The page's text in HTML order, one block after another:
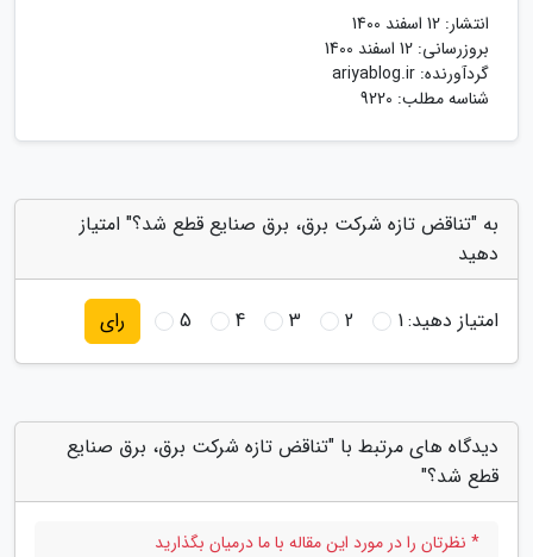
انتشار: 12 اسفند 1400
بروزرسانی: 12 اسفند 1400
گردآورنده: ariyablog.ir
شناسه مطلب: 9220
به "تناقض تازه شرکت برق، برق صنایع قطع شد؟" امتیاز
دهید
امتیاز دهید:1
2
3
4
5 رای
دیدگاه های مرتبط با "تناقض تازه شرکت برق، برق صنایع
قطع شد؟"
* نظرتان را در مورد این مقاله با ما درمیان بگذارید